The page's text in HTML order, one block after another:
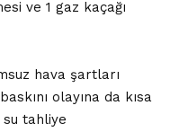
ve 1 gaz kaçağı
hava şartları
olayına da kısa
tahliye